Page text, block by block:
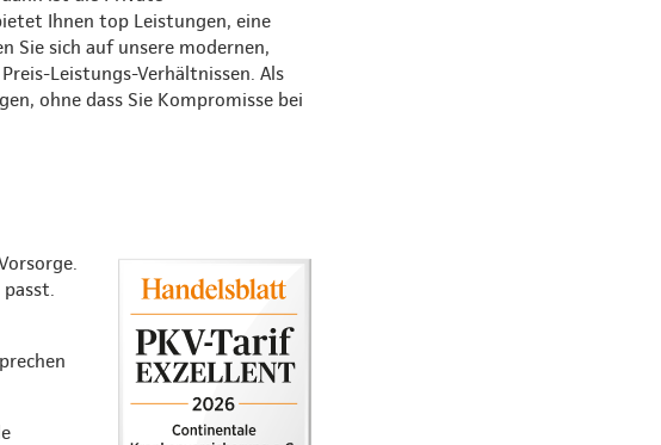
Ihnen top Leistungen, eine
Sie sich auf unsere modernen,
Leistungs-Verhältnissen. Als
ohne dass Sie Kompromisse bei